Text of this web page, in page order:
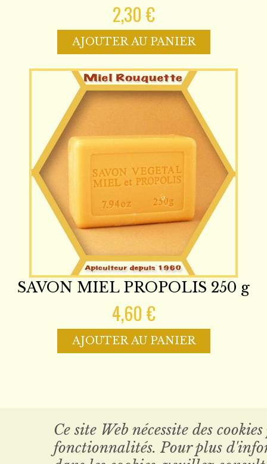
2,30 €
AJOUTER AU PANIER
SAVON MIEL PROPOLIS 250 g
4,60 €
AJOUTER AU PANIER
Ce site Web nécessite des
fonctionnalités. Pour plus